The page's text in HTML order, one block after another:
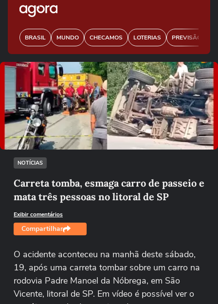
BRASIL MUNDO CHECAMOS LOTERIAS PREVISÃO DO
Não foi possível reproduzir o vídeo
Tentar novamente
NOTÍCIAS
Carreta tomba, esmaga carro de passeio e
mata três pessoas no litoral de SP
Exibir comentários
Compartilhar
O acidente aconteceu na manhã deste sábado,
19, após uma carreta tombar sobre um carro na
rodovia Padre Manoel da Nóbrega, em São
Vicente, litoral de SP. Em vídeo é possível ver o